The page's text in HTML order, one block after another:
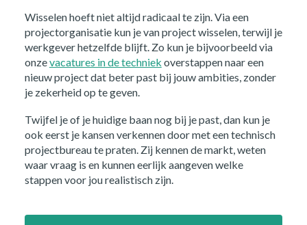
Contact
FAQ
Vacatures
Wisselen hoeft niet altijd radicaal te zijn. Via een
projectorganisatie kun je van project wisselen, terwijl je
werkgever hetzelfde blijft. Zo kun je bijvoorbeeld via
onzevacatures in de techniek overstappen naar een
nieuw project dat beter past bij jouw ambities, zonder
je zekerheid op te geven.
Twijfel je of je huidige baan nog bij je past, dan kun je
ook eerst je kansen verkennen door met een technisch
projectbureau te praten. Zij kennen de markt, weten
waar vraag is en kunnen eerlijk aangeven welke
stappen voor jou realistisch zijn.